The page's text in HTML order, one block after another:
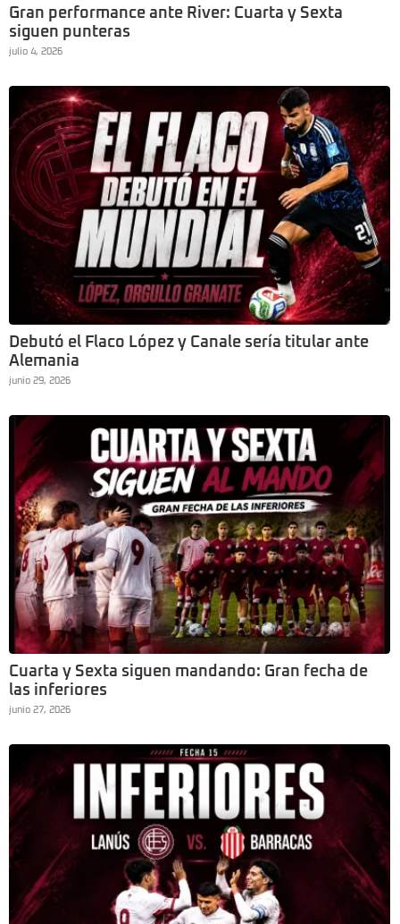
Gran performance ante River: Cuarta y Sexta
siguen punteras
julio 4, 2026
Debutó el Flaco López y Canale sería titular ante
Alemania
junio 29, 2026
Cuarta y Sexta siguen mandando: Gran fecha de
las inferiores
junio 27, 2026